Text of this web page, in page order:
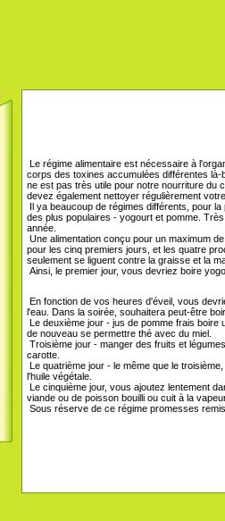
Le régime alimentaire est nécessaire à
corps des toxines accumulées différentes
ne est pas très utile pour notre nourriture du
devez également nettoyer régulièrement
Il ya beaucoup de régimes différents, pour
des plus populaires - yogourt et pomme.
année.
Une alimentation conçu pour un maximum
pour les cinq premiers jours, et les quatre
seulement se liguent contre la graisse et la
Ainsi, le premier jour, vous devriez boire
En fonction de vos heures d'éveil, vous
l'eau. Dans la soirée, souhaitera peut-être
Le deuxième jour - jus de pomme frais
de nouveau se permettre thé avec du miel.
Troisième jour - manger des fruits et
carotte.
Le quatrième jour - le même que le
l'huile végétale.
Le cinquième jour, vous ajoutez lentement
viande ou de poisson bouilli ou cuit à la
Sous réserve de ce régime promesses